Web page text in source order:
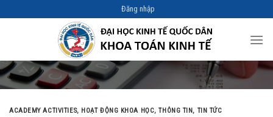
to
Đăng nhập
ACADEMY ACTIVITIES, HOẠT ĐỘNG KHOA HỌC,THÔNG TIN, TIN TỨC